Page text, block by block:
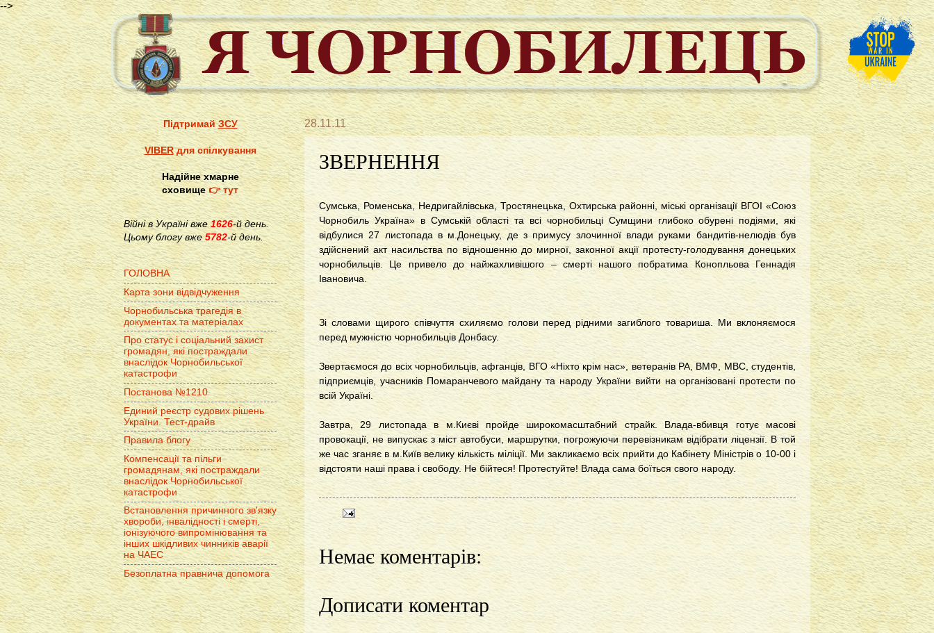
-->
28.11.11
ЗВЕРНЕННЯ
Сумська, Роменська, Недригайлівська, Тростянецька, Охтирська районні, міські організації ВГОІ «Союз
Чорнобиль Україна» в Сумській області та всі чорнобильці Сумщини глибоко обурені подіями, які
відбулися 27 листопада в м.Донецьку, де з примусу злочинної влади руками бандитів-нелюдів був
здійснений акт насильства по відношенню до мирної, законної акції протесту-голодування донецьких
чорнобильців. Це привело до найжахливішого – смерті нашого побратима Конопльова Геннадія
Івановича.
Зі словами щирого співчуття схиляємо голови перед рідними загиблого товариша. Ми вклоняємося
перед мужністю чорнобильців Донбасу.
Звертаємося до всіх чорнобильців, афганців, ВГО «Ніхто крім нас», ветеранів РА, ВМФ, МВС, студентів,
підприємців, учасників Помаранчевого майдану та народу України вийти на організовані протести по
всій Україні.
Завтра, 29 листопада в м.Києві пройде широкомасштабний страйк. Влада-вбивця готує масові
провокації, не випускає з міст автобуси, маршрутки, погрожуючи перевізникам відібрати ліцензії. В той
же час зганяє в м.Київ велику кількість міліції. Ми закликаємо всіх прийти до Кабінету Міністрів о 10-00 і
відстояти наші права і свободу. Не бійтеся! Протестуйте! Влада сама боїться свого народу.
Немає коментарів:
Дописати коментар
ПідтримайЗСУ
VIBERдля спілкування
Надійне хмарне
сховище👉 тут
Війні в Україні вже1626-й день.
Цьому блогу вже 5782-й день.
ГОЛОВНА
Карта зони відвідчуження
Чорнобильська трагедія в
документах та матеріалах
Про статус і соціальний захист
громадян, які постраждали
внаслідок Чорнобильської
катастрофи
Постанова №1210
Единий реєстр судових рішень
України. Тест-драйв
Правила блогу
Компенсації та пільги
громадянам, які постраждали
внаслідок Чорнобильської
катастрофи
Встановлення причинного зв'язку
хвороби, інвалідності і смерті,
іонізуючого випромінювання та
інших шкідливих чинників аварії
на ЧАЕС
Безоплатна правнича допомога